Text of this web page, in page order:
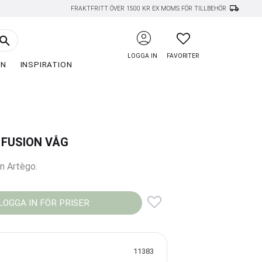
FRAKTFRITT ÖVER 1500 KR EX MOMS FÖR TILLBEHÖR local_shipping
account_circle
LOGGA IN
FAVORITER
FAVORITER
INSPIRATION
VÅG
Artègo.
IN FÖR PRISER
11383